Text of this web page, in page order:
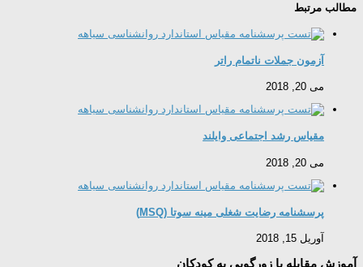
مطالب مرتبط
آزمون جملات ناتمام راتر
می 20, 2018
مقیاس رشد اجتماعی وایلند
می 20, 2018
پرسشنامه رضایت شغلی مینه سوتا (MSQ)
آوریل 15, 2018
آموزش مقابله با زورگویی به کودکان